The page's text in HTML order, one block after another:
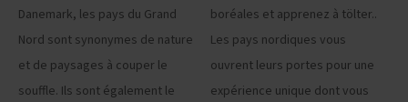
Danemark, les pays du Grand
Nord sont synonymes de nature
et de paysages à couper le
souffle. Ils sont également le
boréales et apprenez à tölter..
Les pays nordiques vous
ouvrent leurs portes pour une
expérience unique dont vous